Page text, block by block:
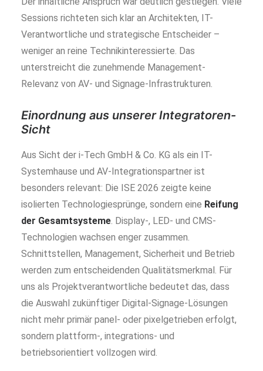
Sessions richteten sich klar an Architekten, IT-
Verantwortliche und strategische Entscheider –
weniger an reine Technikinteressierte. Das
unterstreicht die zunehmende Management-
Relevanz von AV- und Signage-Infrastrukturen.
Einordnung aus unserer Integratoren-
Sicht
Aus Sicht der i-Tech GmbH & Co. KG als ein IT-
Systemhause und AV-Integrationspartner ist
besonders relevant: Die ISE 2026 zeigte keine
isolierten Technologiesprünge, sondern eine Reifung
der Gesamtsysteme. Display-, LED- und CMS-
Technologien wachsen enger zusammen.
Schnittstellen, Management, Sicherheit und Betrieb
werden zum entscheidenden Qualitätsmerkmal. Für
uns als Projektverantwortliche bedeutet das, dass
die Auswahl zukünftiger Digital-Signage-Lösungen
nicht mehr primär panel- oder pixelgetrieben erfolgt,
sondern plattform-, integrations- und
betriebsorientiert vollzogen wird.